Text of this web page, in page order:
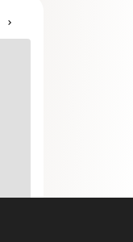
chevron_right